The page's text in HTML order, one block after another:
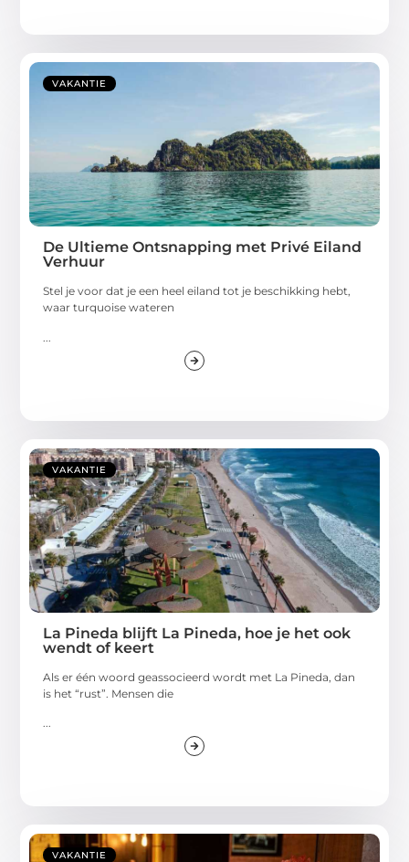
VAKANTIE
De Ultieme Ontsnapping met Privé Eiland
Verhuur
Stel je voor dat je een heel eiland tot je beschikking hebt,
waar turquoise wateren
VAKANTIE
La Pineda blijft La Pineda, hoe je het ook
wendt of keert
Als er één woord geassocieerd wordt met La Pineda, dan
is het “rust”. Mensen die
VAKANTIE